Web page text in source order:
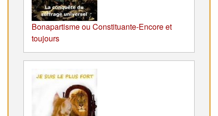
Bonapartisme ou Constituante-Encore et
toujours